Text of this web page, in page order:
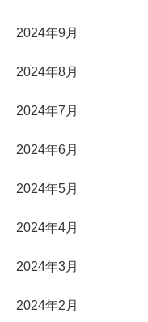
2024年9月
2024年8月
2024年7月
2024年6月
2024年5月
2024年4月
2024年3月
2024年2月